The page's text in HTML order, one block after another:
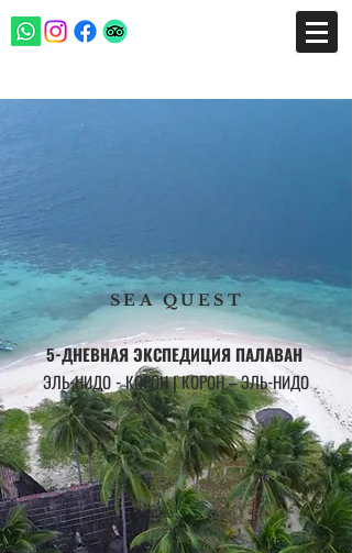
SEA QUEST
5-ДНЕВНАЯ ЭКСПЕДИЦИЯ ПАЛАВАН
ЭЛЬ-НИДО - КОРОН | КОРОН – ЭЛЬ-НИДО